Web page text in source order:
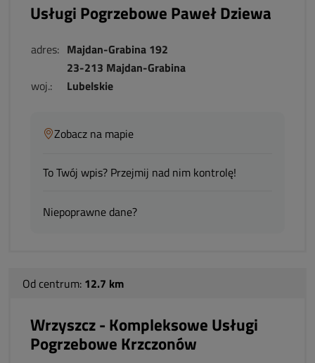
Usługi Pogrzebowe Paweł Dziewa
adres: Majdan-Grabina 192
23-213 Majdan-Grabina
woj.:
Lubelskie
Zobacz na mapie
To Twój wpis? Przejmij nad nim kontrolę!
Niepoprawne dane?
Od centrum: 12.7 km
Wrzyszcz - Kompleksowe Usługi
Pogrzebowe Krzczonów